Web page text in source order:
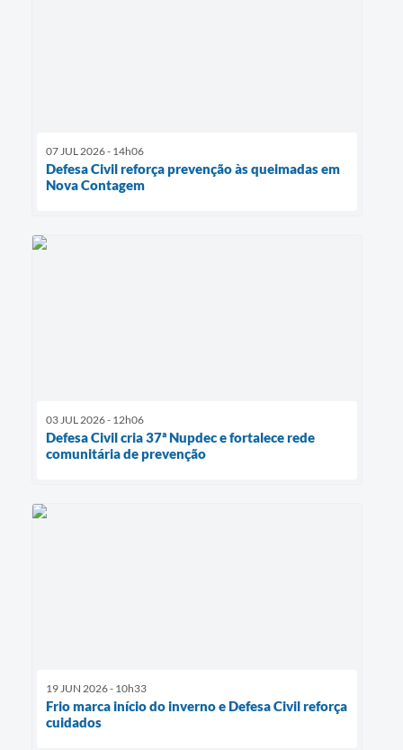
07 JUL 2026 - 14h06
Defesa Civil reforça prevenção às queimadas em
Nova Contagem
03 JUL 2026 - 12h06
Defesa Civil cria 37ª Nupdec e fortalece rede
comunitária de prevenção
19 JUN 2026 - 10h33
Frio marca início do inverno e Defesa Civil reforça
cuidados